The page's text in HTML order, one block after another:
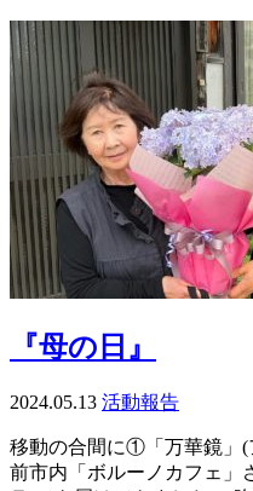
『母の日』
2024.05.13 活動報告
移動の合間に①「万華鏡」
前市内「ボルーノカフェ」